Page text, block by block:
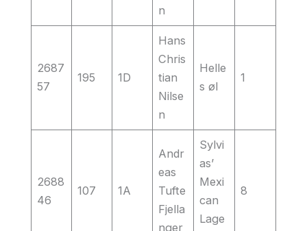
n
2687
57
195 1D
Hans
Chris
tian
Nilse
n
Helle
s øl
1
2688
46
107 1A
Andr
eas
Tufte
Fjella
nger
Sylvi
as’
Mexi
can
Lage
8